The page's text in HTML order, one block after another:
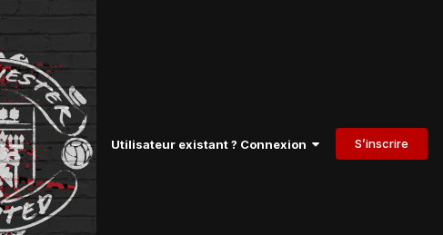
Utilisateur existant ? Connexion S’inscrire